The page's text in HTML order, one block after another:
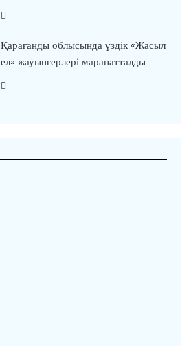
Қарағанды облысында үздік «Жасыл
ел» жауынгерлері марапатталды